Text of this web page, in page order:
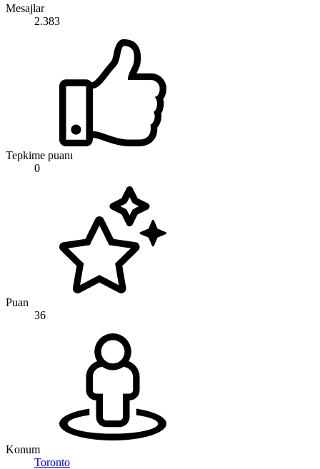
Mesajlar
2.383
Tepkime puanı
0
Puan
36
Konum
Toronto